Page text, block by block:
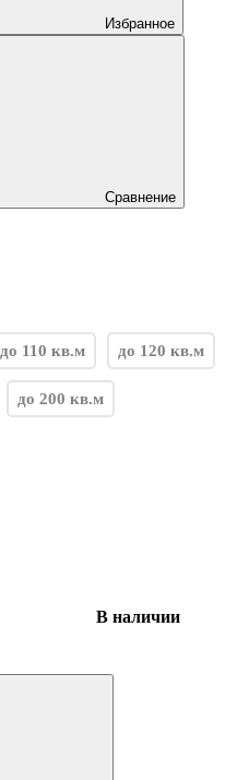
Избранное
Сравнение
до 110 кв.м до 120 кв.м
до 200 кв.м
В наличии